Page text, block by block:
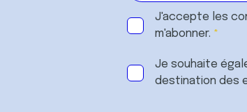
J'accepte les
m'abonner.
Je souhaite
destination des